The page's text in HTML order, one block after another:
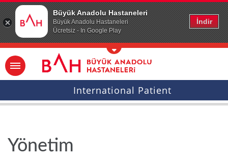
Büyük Anadolu Hastaneleri
Büyük Anadolu Hastaneleri
Ücretsiz - In Google Play
İndir
Ana icerige atla
International Patient
Yönetim